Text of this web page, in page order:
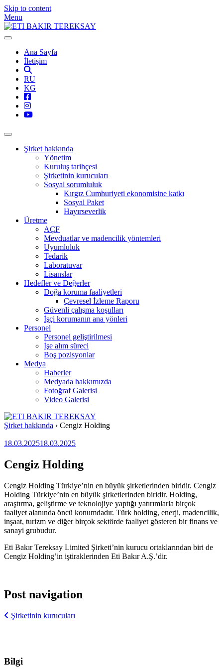
Skip to content
Menu
Ana Sayfa
İletişim
RU
KG
Şirket hakkında
Yönetim
Kuruluş tarihçesi
Şirketinin kurucuları
Sosyal sorumluluk
Kırgız Cumhuriyeti ekonomisine katkı
Sosyal Paket
Hayırseverlik
Üretme
AÇF
Mevduatlar ve madencilik yöntemleri
Uyumluluk
Tedarik
Laboratuvar
Lisanslar
Hedefler ve Değerler
Doğa koruma faaliyetleri
Çevresel İzleme Raporu
Güvenli çalışma koşulları
İşçi korumanın ana yönleri
Personel
Personel geliştirilmesi
İşe alım süreci
Boş pozisyonlar
Medya
Haberler
Medyada hakkımızda
Fotoğraf Galerisi
Video Galerisi
Şirket hakkında › Cengiz Holding
18.03.202518.03.2025
Cengiz Holding
Cengiz Holding Türkiye’nin en büyük şirketlerinden biridir. Cengiz
Holding Türkiye’nin en büyük şirketlerinden biridir. Holding,
araştırma, geliştirme ve teknolojiye yaptığı yatırımlarla birçok
faaliyet alanında öncü konumdadır. Türk holding, enerji, madencilik,
inşaat, turizm ve diğer birçok sektörde faaliyet gösteren bir finans ve
sanayi grubudur.
Eti Bakır Tereksay Limited Şirketi’nin kurucu ortaklarından biri de
Cengiz Holding’in iştiraklerinden Eti Bakır A.Ş.’dir.
Post navigation
Şirketinin kurucuları
Bilgi